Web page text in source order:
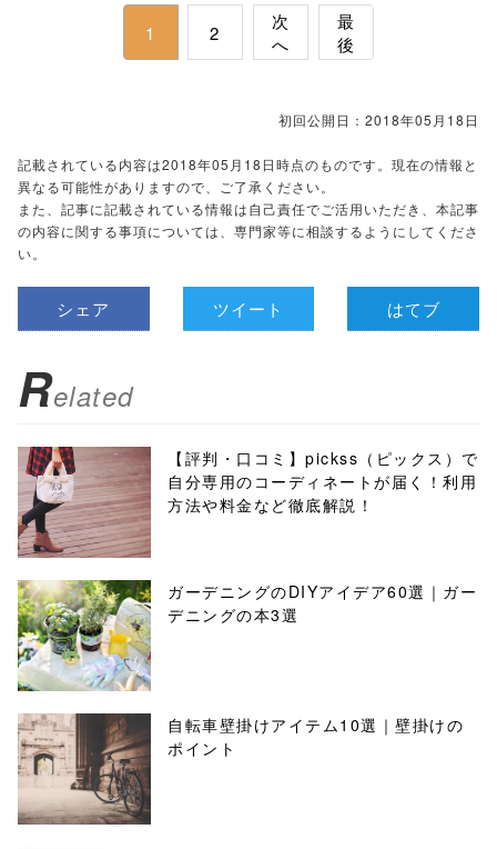
1 2
次
へ
最
後
初回公開日：2018年05月18日
記載されている内容は2018年05月18日時点のものです。現在の情報と
異なる可能性がありますので、ご了承ください。
また、記事に記載されている情報は自己責任でご活用いただき、本記事
の内容に関する事項については、専門家等に相談するようにしてくださ
い。
シェア ツイート はてブ
Related
【評判・口コミ】pickss（ピックス）で
自分専用のコーディネートが届く！利用
方法や料金など徹底解説！
ガーデニングのDIYアイデア60選｜ガー
デニングの本3選
自転車壁掛けアイテム10選｜壁掛けの
ポイント